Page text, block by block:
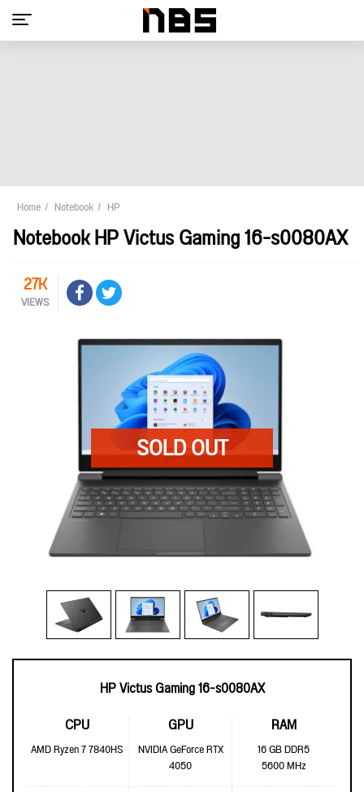
Home Notebook HP
Notebook HP Victus Gaming 16-s0080AX
27K
VIEWS
HP Victus Gaming 16-s0080AX
CPU
AMD Ryzen 7 7840HS
GPU
NVIDIA GeForce RTX
4050
RAM
16 GB DDR5
5600 MHz